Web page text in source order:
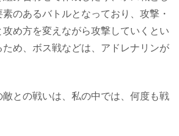
のあるバトルとなっており、攻撃・
め方を変えながら攻撃していくとい
ため、ボス戦などは、アドレナリンが
との戦いは、私の中では、何度も戦